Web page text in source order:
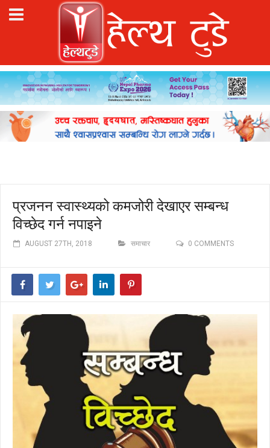
प्रजनन स्वास्थ्यको कमजोरी देखाएर सम्बन्ध
विच्छेद गर्न नपाइने
AUGUST 27TH, 2018 समाचार 0 COMMENTS